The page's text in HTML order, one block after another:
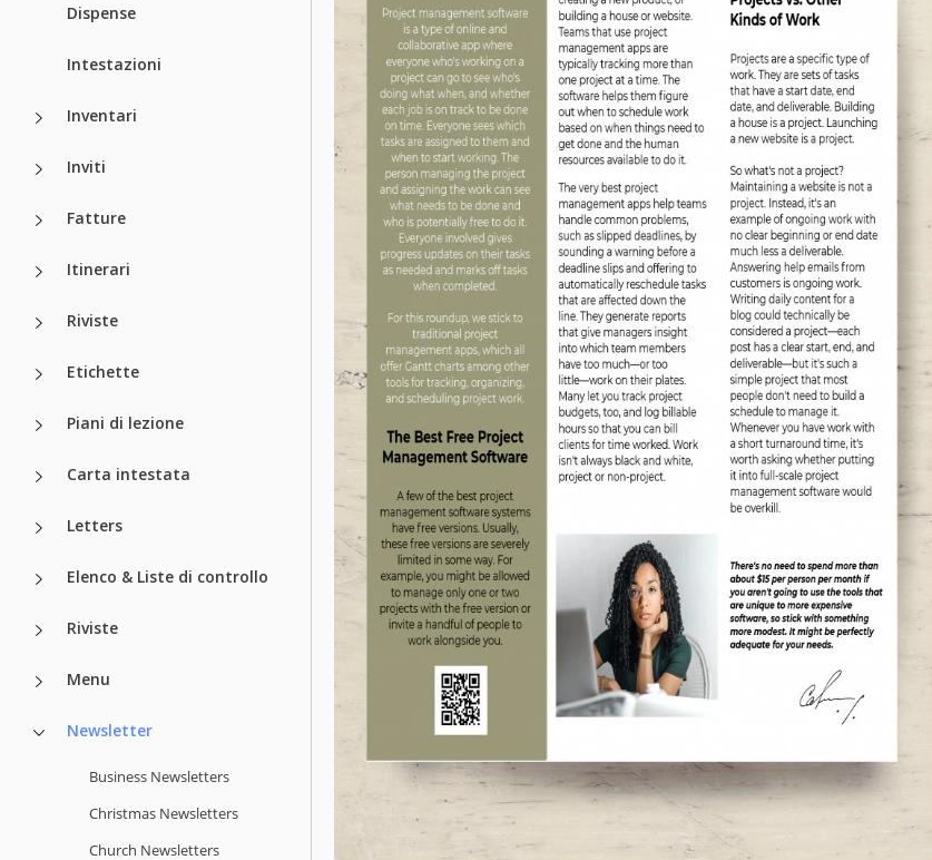
Dispense
Intestazioni
Inventari
Inviti
Fatture
Itinerari
Riviste
Etichette
Piani di lezione
Carta intestata
Letters
Elenco & Liste di controllo
Riviste
Menu
Newsletter
Business Newsletters
Christmas Newsletters
Church Newsletters